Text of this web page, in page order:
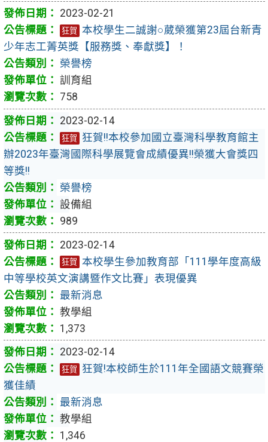
2023-02-21
狂賀
本校學生二誠謝○葳榮獲第23屆台新青
少年志工菁英獎【服務獎、奉獻獎】！
榮譽榜
訓育組
758
2023-02-14
狂賀
狂賀!!本校參加國立臺灣科學教育館主
辦2023年臺灣國際科學展覽會成績優異!!榮獲大會獎四
等獎!!
榮譽榜
設備組
989
2023-02-14
狂賀
本校學生參加教育部「111學年度高級
中等學校英文演講暨作文比賽」表現優異
最新消息
教學組
1,373
2023-02-14
狂賀
狂賀!本校師生於111年全國語文競賽榮
獲佳績
最新消息
教學組
1,346